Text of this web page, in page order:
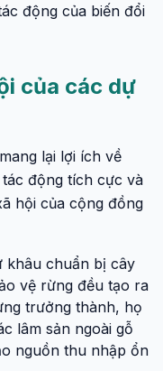
động của biến đổi
của các dự
lại lợi ích về
động tích cực và
hội của cộng đồng
khâu chuẩn bị cây
vệ rừng đều tạo ra
trưởng thành, họ
lâm sản ngoài gỗ
nguồn thu nhập ổn